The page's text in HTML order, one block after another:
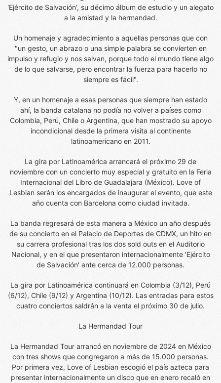
'Ejército de Salvación', su décimo álbum de estudio y un alegato
a la amistad y la hermandad.
Un homenaje y agradecimiento a aquellas personas que con
"un gesto, un abrazo o una simple palabra se convierten en
impulso y refugio y nos salvan, porque todo el mundo tiene algo
de lo que salvarse, pero encontrar la fuerza para hacerlo no
siempre es fácil".
Y, en un homenaje a esas personas que siempre han estado
ahí, la banda catalana no podía no volver a países como
Colombia, Perú, Chile o Argentina, que han mostrado su apoyo
incondicional desde la primera visita al continente
latinoamericano en 2011.
La gira por Latinoamérica arrancará el próximo 29 de
noviembre con un concierto muy especial y gratuito en la Feria
Internacional del Libro de Guadalajara (México). Love of
Lesbian serán los encargados de inaugurar el evento, que este
año cuenta con Barcelona como ciudad invitada.
La banda regresará de esta manera a México un año después
de su concierto en el Palacio de Deportes de CDMX, un hito en
su carrera profesional tras los dos sold outs en el Auditorio
Nacional, y en el que presentaron internacionalmente 'Ejército
de Salvación' ante cerca de 12.000 personas.
La gira por Latinoamérica continuará en Colombia (3/12), Perú
(6/12), Chile (9/12) y Argentina (10/12). Las entradas para estos
cuatro conciertos saldrán a la venta el próximo 30 de julio.
La Hermandad Tour
La Hermandad Tour arrancó en noviembre de 2024 en México
con tres shows que congregaron a más de 15.000 personas.
Por primera vez, Love of Lesbian escogió el país azteca para
presentar internacionalmente un disco que en enero recaló en